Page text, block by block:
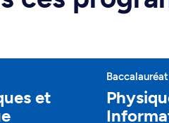
et
Baccalauréat